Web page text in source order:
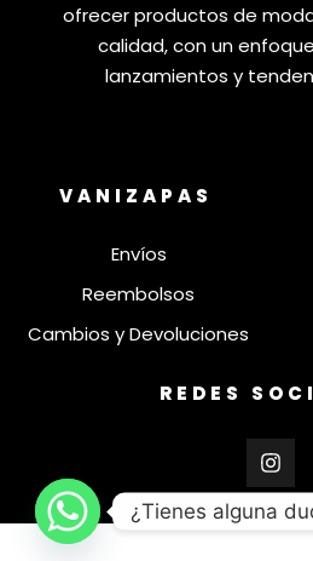
ofrecer productos de
calidad, con un
lanzamientos y
VANIZAPAS
Envíos
Reembolsos
Cambios y Devoluciones
REDES
¿Tienes alguna